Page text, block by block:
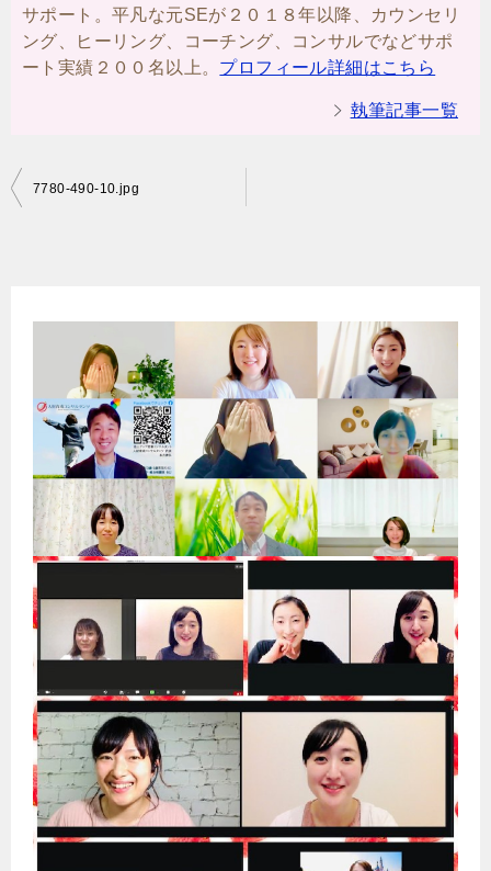
サポート。平凡な元SEが２０１８年以降、カウンセリ
ング、ヒーリング、コーチング、コンサルでなどサポ
ート実績２００名以上。 プロフィール詳細はこちら
執筆記事一覧
投
7780-490-10.jpg